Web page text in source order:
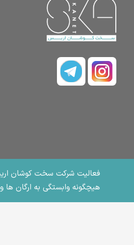
هیچگونه وابستگی به ارگان ها